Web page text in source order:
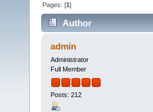
Pages: [1]
Author
admin
Administrator
Full Member
Posts: 212